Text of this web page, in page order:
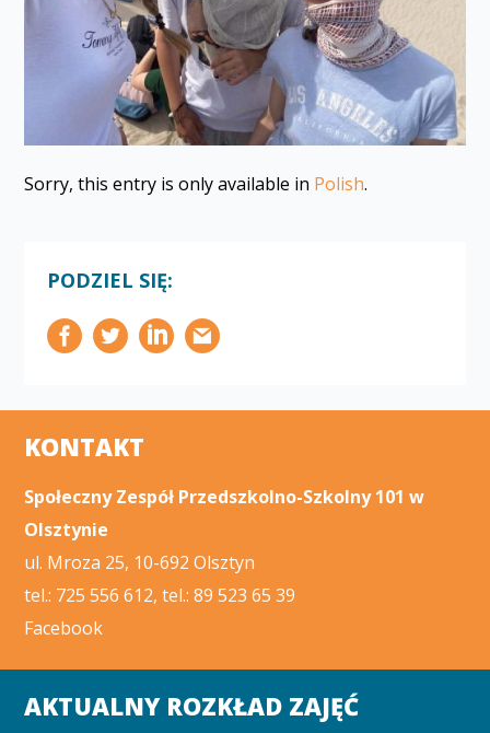
Sorry, this entry is only available in Polish.
PODZIEL SIĘ:
KONTAKT
Społeczny Zespół Przedszkolno-Szkolny 101 w
Olsztynie
ul. Mroza 25, 10-692 Olsztyn
tel.: 725 556 612, tel.: 89 523 65 39
Facebook
AKTUALNY ROZKŁAD ZAJĘĆ